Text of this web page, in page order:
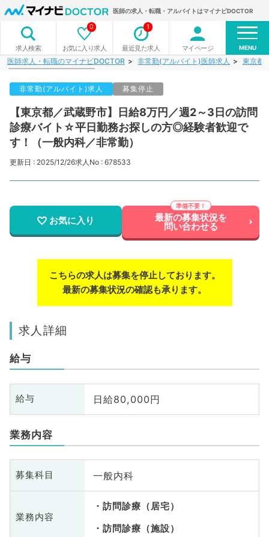
医師の求人・転職・アルバイトはマイナビDOCTOR
求人検索 お気に入り求人
0
最近見た求人
1
マイページ MENU
医師求人・転職のマイナビDOCTOR 非常勤(アルバイト)医師求人 東京都
非常勤(アルバイト)求人 募集停止
【東京都／武蔵野市】日給8万円／週2～3日の訪問
診療バイト☆平日勤務お探しの方◎経験者歓迎で
す！（一般内科／非常勤）
更新日 : 2025/12/26求人No : 678533
お気に入り 最新の募集状況を
問い合わせる
こちらの求人は募集を停止しております。
最新の募集状況の確認も承ります。
求人詳細
給与
給与 日給80,000円
業務内容
募集科目 一般内科
業務内容
訪問診療（居宅）
訪問診療（施設）